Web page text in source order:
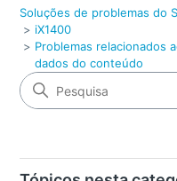
Soluções de problemas do
iX1400
Problemas relacionados
dados do conteúdo